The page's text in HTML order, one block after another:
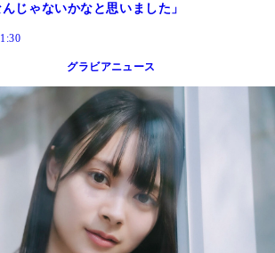
じゃないかなと思いました」
グラビアニュース